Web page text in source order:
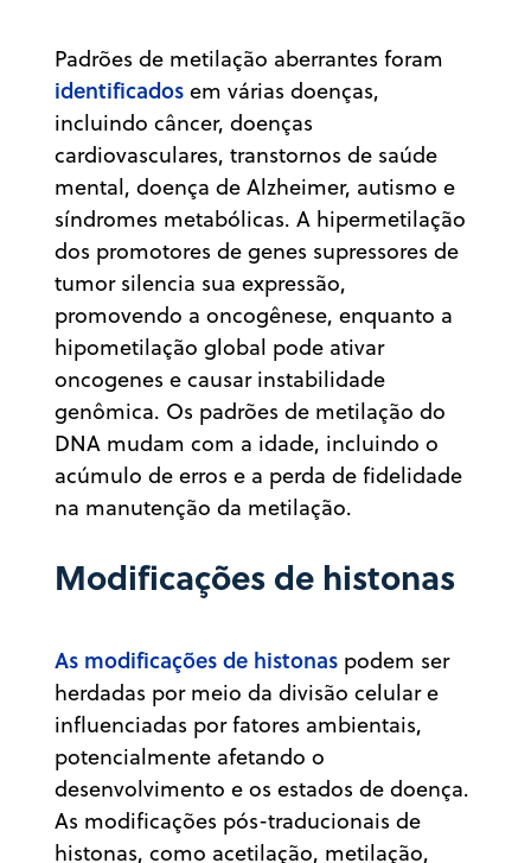
Padrões de metilação aberrantes foram
identificados em várias doenças,
incluindo câncer, doenças
cardiovasculares, transtornos de saúde
mental, doença de Alzheimer, autismo e
síndromes metabólicas. A hipermetilação
dos promotores de genes supressores de
tumor silencia sua expressão,
promovendo a oncogênese, enquanto a
hipometilação global pode ativar
oncogenes e causar instabilidade
genômica. Os padrões de metilação do
DNA mudam com a idade, incluindo o
acúmulo de erros e a perda de fidelidade
na manutenção da metilação.
Modificações de histonas
As modificações de histonas podem ser
herdadas por meio da divisão celular e
influenciadas por fatores ambientais,
potencialmente afetando o
desenvolvimento e os estados de doença.
As modificações pós-traducionais de
histonas, como acetilação, metilação,